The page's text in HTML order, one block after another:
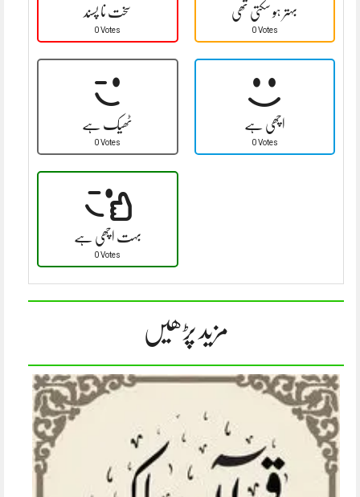
سخت نا پسند
0 Votes
بہتر ہو سکتی تھی
0 Votes
ٹھیک ہے
0 Votes
اچھی ہے
0 Votes
بہت اچھی ہے
0 Votes
مزید پڑھیں